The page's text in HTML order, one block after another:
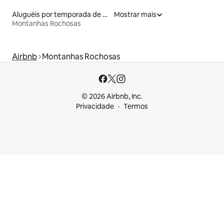
Aluguéis por temporada de celeiros
Montanhas Rochosas
Mostrar mais
Airbnb Montanhas Rochosas
© 2026 Airbnb, Inc.
Privacidade
Termos